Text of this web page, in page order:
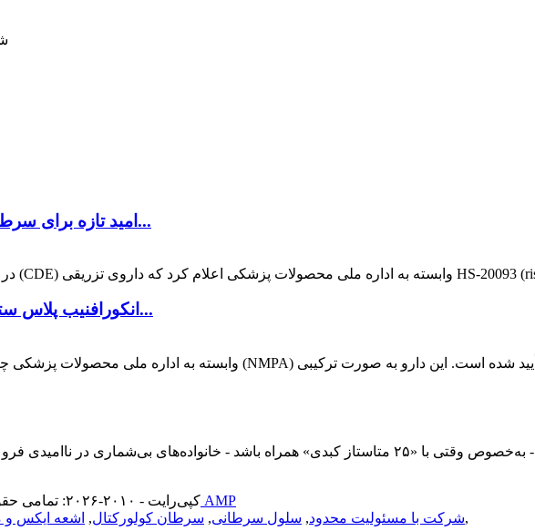
امید تازه برای سرطان پروستات پیشرفته: اچ اس...
انکورافنیب پلاس ستوکسیماب و فولفاکس گراس...
وقتی عبارت «سرطان پانکراس» در یک گزارش تشخیصی ظاهر می‌شود - به‌خصوص وقتی با «۲۵ متاستاز کبدی» همراه باشد -
© کپی‌رایت - ۲۰۱۰-۲۰۲۶: تمامی حقوق محفوظ است. موبایل AMP
شرکت با مسئولیت محدود, سلول سرطانی, سرطان کولورکتال, اشعه ایکس و ,